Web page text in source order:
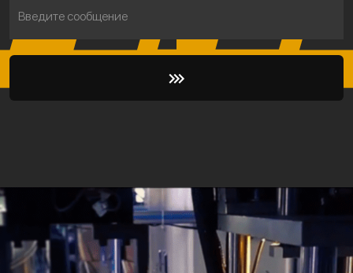
Введите сообщение